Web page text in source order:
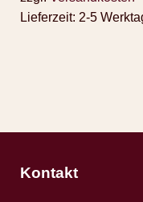
Lieferzeit: 2-5
Kontakt